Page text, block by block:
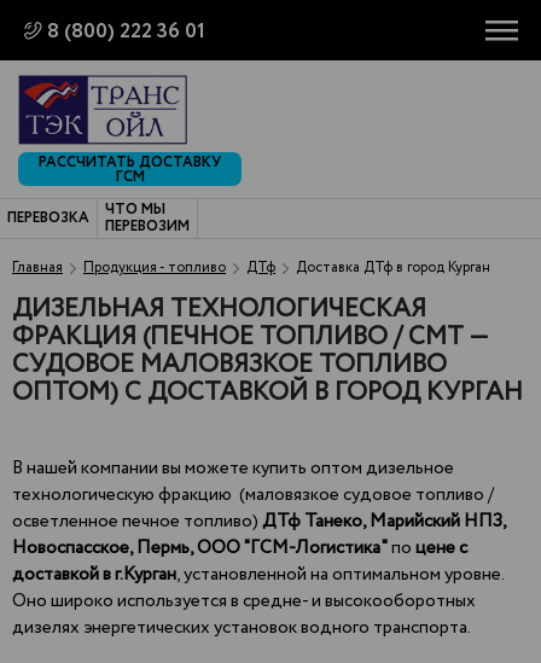
8 (800) 222 36 01
РАССЧИТАТЬ ДОСТАВКУ
ГСМ
ПЕРЕВОЗКА
ЧТО МЫ
ПЕРЕВОЗИМ
Главная
Продукция - топливо ДТф Доставка ДТф в город Курган
ДИЗЕЛЬНАЯ ТЕХНОЛОГИЧЕСКАЯ
ФРАКЦИЯ (ПЕЧНОЕ ТОПЛИВО / СМТ —
СУДОВОЕ МАЛОВЯЗКОЕ ТОПЛИВО
ОПТОМ) С ДОСТАВКОЙ В ГОРОД КУРГАН
В нашей компании вы можете купить оптом дизельное
технологическую фракцию (маловязкое судовое топливо /
осветленное печное топливо)ДТф Танеко,Марийский НПЗ,
Новоспасское, Пермь, ООО "ГСМ-Логистика"поцене с
доставкой в г.Курган, установленной на оптимальном уровне.
Оно широко используется в средне- и высокооборотных
дизелях энергетических установок водного транспорта.